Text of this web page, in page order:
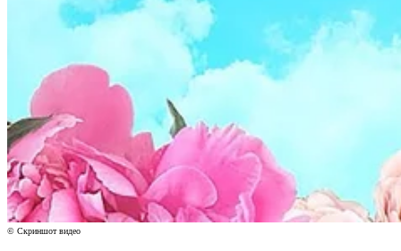
© Скриншот видео